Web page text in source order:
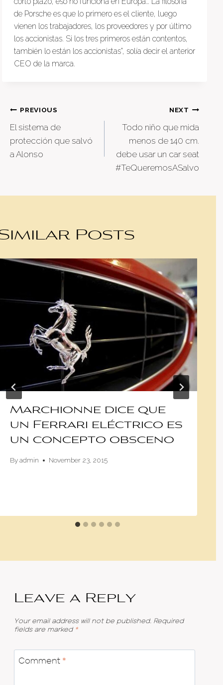
de Porsche es que lo primero es el cliente, luego
vienen los trabajadores, los proveedores y por último
los accionistas. Si los tres primeros están contentos,
también lo están los accionistas”, solía decir el anterior
CEO de la marca.
Post
navigation
PREVIOUS
El sistema de
protección que salvó
a Alonso
NEXT
Todo niño que mida
menos de 140 cm.
debe usar un car seat
#TeQueremosASalvo
Posts
Marchionne dice que
un Ferrari eléctrico es
un concepto obsceno
Byadmin November 23, 2015
Leave a Reply
Your email address will not be published. Required
fields are marked *
Comment *